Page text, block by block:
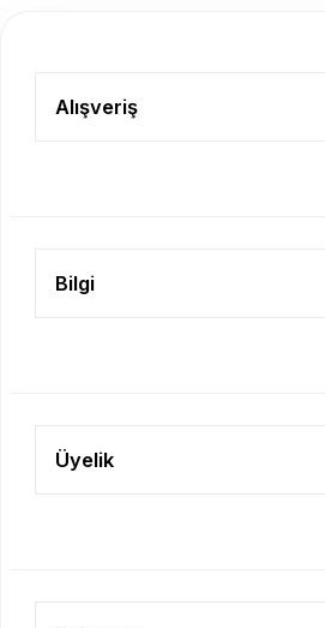
Ürün açıklamasında eksik bilgiler
Alışveriş
Bilgi
Üyelik